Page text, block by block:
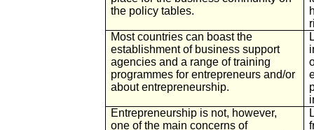
the policy tables.
Most countries can boast the
establishment of business support
agencies and a range of training
programmes for entrepreneurs and/or
about entrepreneurship.
Entrepreneurship is not, however,
one of the main concerns of